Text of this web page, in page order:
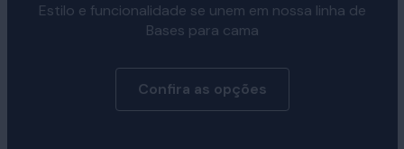
Estilo e funcionalidade se unem em nossa linha de
Bases para cama
Confira as opções